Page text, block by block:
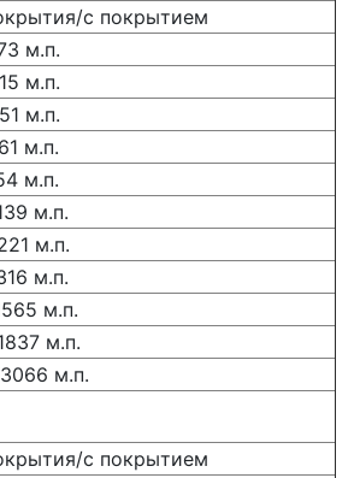
с покрытием
м.п.
м.п.
м.п.
м.п.
м.п.
м.п.
м.п.
м.п.
м.п.
м.п.
м.п.
с покрытием